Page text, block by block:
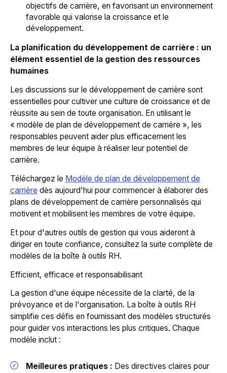
objectifs de carrière, en favorisant un environnement
favorable qui valorise la croissance et le
développement.
La planification du développement de carrière : un
élément essentiel de la gestion des ressources
humaines
Les discussions sur le développement de carrière sont
essentielles pour cultiver une culture de croissance et de
réussite au sein de toute organisation. En utilisant le
« modèle de plan de développement de carrière », les
responsables peuvent aider plus efficacement les
membres de leur équipe à réaliser leur potentiel de
carrière.
Téléchargez le Modèle de plan de développement de
carrière dès aujourd'hui pour commencer à élaborer des
plans de développement de carrière personnalisés qui
motivent et mobilisent les membres de votre équipe.
Et pour d'autres outils de gestion qui vous aideront à
diriger en toute confiance, consultez la suite complète de
modèles de la boîte à outils RH.
Efficient, efficace et responsabilisant
La gestion d'une équipe nécessite de la clarté, de la
prévoyance et de l'organisation. La boîte à outils RH
simplifie ces défis en fournissant des modèles structurés
pour guider vos interactions les plus critiques. Chaque
modèle inclut :
Meilleures pratiques : Des directives claires pour